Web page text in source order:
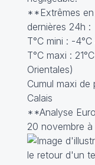
**Extrêmes en
dernières 24h :
T°C mini : -
T°C maxi :
Orientales)
Cumul maxi de
Calais
**Analyse
20 novembre à